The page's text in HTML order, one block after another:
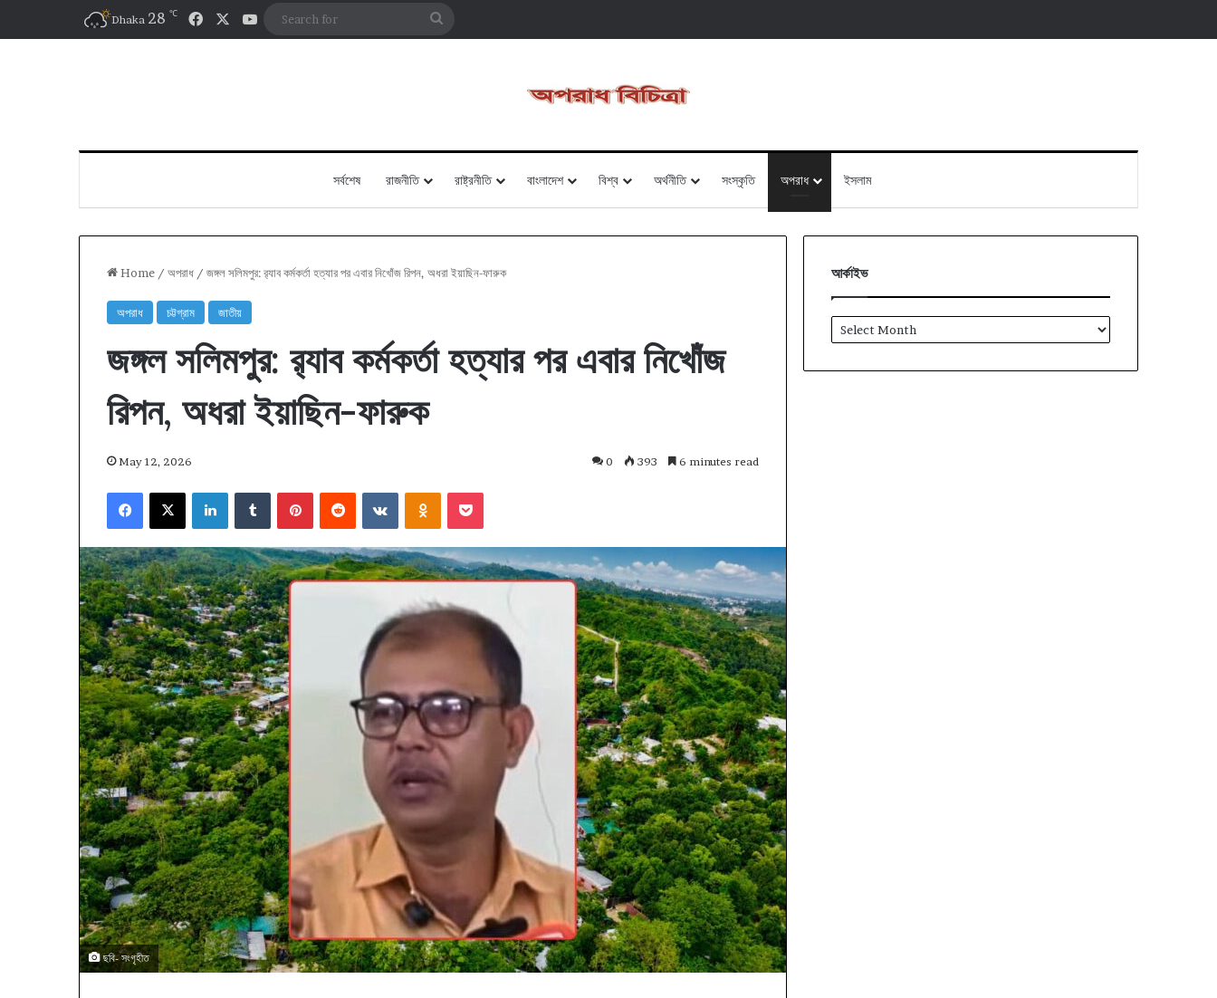
Dhaka 28 ℃ FacebookYouTube
সর্বশেষ রাজনীতি রাষ্ট্রনীতি বাংলাদেশ বিশ্ব অর্থনীতি সংস্কৃতি অপরাধ ইসলাম
Home / অপরাধ / জঙ্গল সলিমপুর: র‌্যাব কর্মকর্তা হত্যার পর এবার নিখোঁজ রিপন, অধরা ইয়াছিন-ফারুক
অপরাধ চট্টগ্রাম জাতীয়
জঙ্গল সলিমপুর: র‌্যাব কর্মকর্তা হত্যার পর এবার নিখোঁজ
রিপন, অধরা ইয়াছিন-ফারুক
May 12, 2026 0 393 6 minutes read
Facebook
X LinkedInTumblrPinterestReddit VKontakteOdnoklassniki
Pocket
ছবি- সংগৃহীত
আর্কাইভ
আর্কাইভ